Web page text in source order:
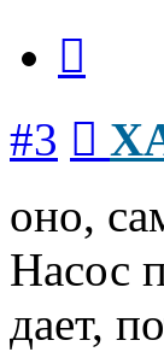
#3
оно,
Насос
дает,